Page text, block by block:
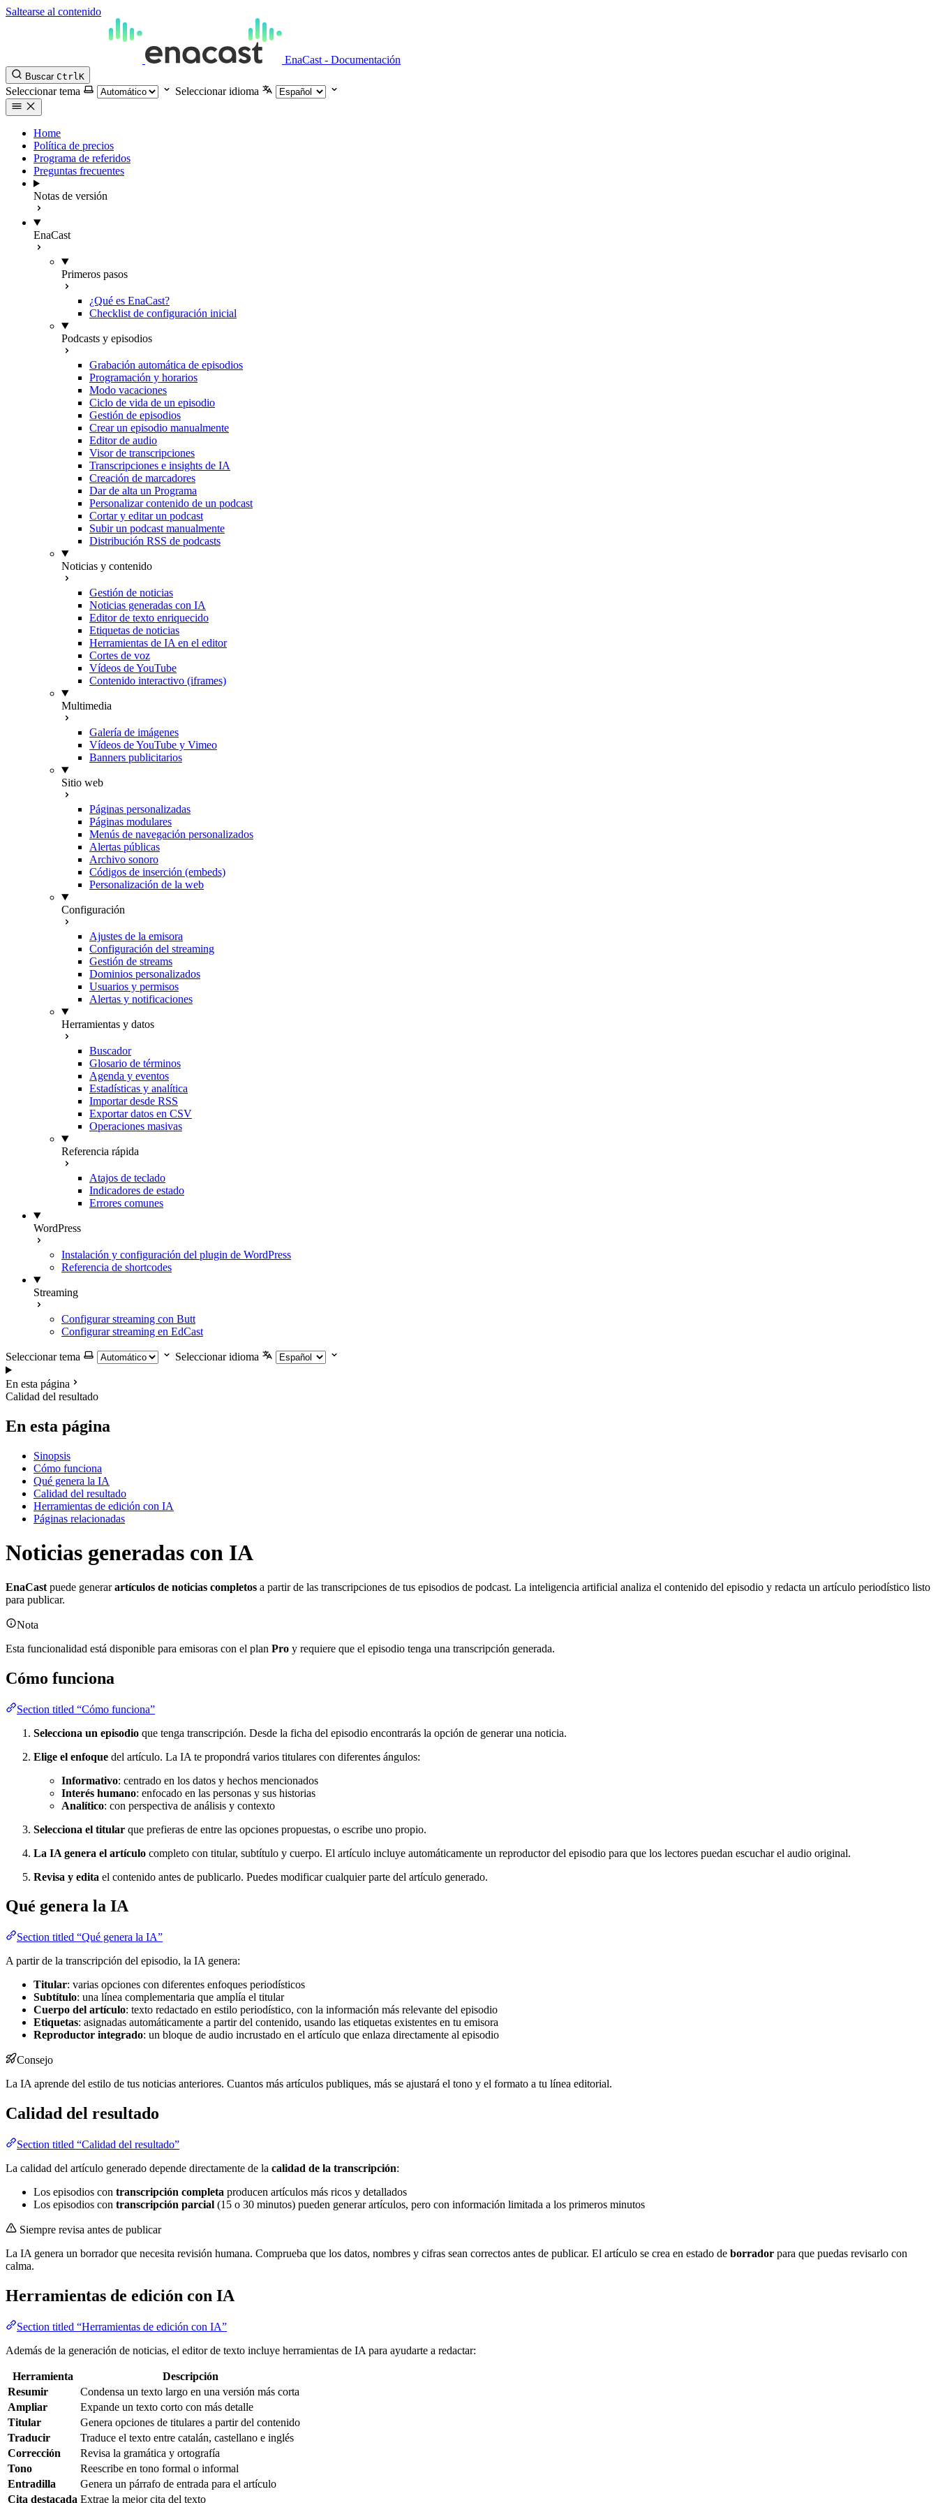
Saltearse al contenido
EnaCast - Documentación
Buscar CtrlK
Seleccionar tema Seleccionar idioma
Home
Política de precios
Programa de referidos
Preguntas frecuentes
Notas de versión
EnaCast
Primeros pasos
¿Qué es EnaCast?
Checklist de configuración inicial
Podcasts y episodios
Grabación automática de episodios
Programación y horarios
Modo vacaciones
Ciclo de vida de un episodio
Gestión de episodios
Crear un episodio manualmente
Editor de audio
Visor de transcripciones
Transcripciones e insights de IA
Creación de marcadores
Dar de alta un Programa
Personalizar contenido de un podcast
Cortar y editar un podcast
Subir un podcast manualmente
Distribución RSS de podcasts
Noticias y contenido
Gestión de noticias
Noticias generadas con IA
Editor de texto enriquecido
Etiquetas de noticias
Herramientas de IA en el editor
Cortes de voz
Vídeos de YouTube
Contenido interactivo (iframes)
Multimedia
Galería de imágenes
Vídeos de YouTube y Vimeo
Banners publicitarios
Sitio web
Páginas personalizadas
Páginas modulares
Menús de navegación personalizados
Alertas públicas
Archivo sonoro
Códigos de inserción (embeds)
Personalización de la web
Configuración
Ajustes de la emisora
Configuración del streaming
Gestión de streams
Dominios personalizados
Usuarios y permisos
Alertas y notificaciones
Herramientas y datos
Buscador
Glosario de términos
Agenda y eventos
Estadísticas y analítica
Importar desde RSS
Exportar datos en CSV
Operaciones masivas
Referencia rápida
Atajos de teclado
Indicadores de estado
Errores comunes
WordPress
Instalación y configuración del plugin de WordPress
Referencia de shortcodes
Streaming
Configurar streaming con Butt
Configurar streaming en EdCast
Seleccionar tema Seleccionar idioma
En esta página
Calidad del resultado
En esta página
Sinopsis
Cómo funciona
Qué genera la IA
Calidad del resultado
Herramientas de edición con IA
Páginas relacionadas
Noticias generadas con IA
EnaCast puede generarartículos de noticias completos a partir de las transcripciones de tus episodios de podcast. La inteligencia artificial analiza el contenido del episodio y redacta un artículo periodístico listo
para publicar.
Nota
Esta funcionalidad está disponible para emisoras con el plan Pro y requiere que el episodio tenga una transcripción generada.
Cómo funciona
Section titled “Cómo funciona”
Selecciona un episodio que tenga transcripción. Desde la ficha del episodio encontrarás la opción de generar una noticia.
Elige el enfoque del artículo. La IA te propondrá varios titulares con diferentes ángulos:
Informativo: centrado en los datos y hechos mencionados
Interés humano: enfocado en las personas y sus historias
Analítico: con perspectiva de análisis y contexto
Selecciona el titular que prefieras de entre las opciones propuestas, o escribe uno propio.
La IA genera el artículo completo con titular, subtítulo y cuerpo. El artículo incluye automáticamente un reproductor del episodio para que los lectores puedan escuchar el audio original.
Revisa y edita el contenido antes de publicarlo. Puedes modificar cualquier parte del artículo generado.
Qué genera la IA
Section titled “Qué genera la IA”
A partir de la transcripción del episodio, la IA genera:
Titular: varias opciones con diferentes enfoques periodísticos
Subtítulo: una línea complementaria que amplía el titular
Cuerpo del artículo: texto redactado en estilo periodístico, con la información más relevante del episodio
Etiquetas: asignadas automáticamente a partir del contenido, usando las etiquetas existentes en tu emisora
Reproductor integrado: un bloque de audio incrustado en el artículo que enlaza directamente al episodio
Consejo
La IA aprende del estilo de tus noticias anteriores. Cuantos más artículos publiques, más se ajustará el tono y el formato a tu línea editorial.
Calidad del resultado
Section titled “Calidad del resultado”
La calidad del artículo generado depende directamente de la calidad de la transcripción:
Los episodios con transcripción completa producen artículos más ricos y detallados
Los episodios con transcripción parcial (15 o 30 minutos) pueden generar artículos, pero con información limitada a los primeros minutos
Siempre revisa antes de publicar
La IA genera un borrador que necesita revisión humana. Comprueba que los datos, nombres y cifras sean correctos antes de publicar. El artículo se crea en estado de borrador para que puedas revisarlo con
calma.
Herramientas de edición con IA
Section titled “Herramientas de edición con IA”
Además de la generación de noticias, el editor de texto incluye herramientas de IA para ayudarte a redactar:
Herramienta
Descripción
Resumir
Condensa un texto largo en una versión más corta
Ampliar
Expande un texto corto con más detalle
Titular
Genera opciones de titulares a partir del contenido
Traducir
Traduce el texto entre catalán, castellano e inglés
Corrección
Revisa la gramática y ortografía
Tono
Reescribe en tono formal o informal
Entradilla
Genera un párrafo de entrada para el artículo
Cita destacada Extrae la mejor cita del texto